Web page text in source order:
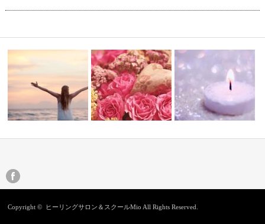
ていい
チャンスは一瞬
Copyright © ヒーリングサロン＆スクールMio All Rights Reserved.